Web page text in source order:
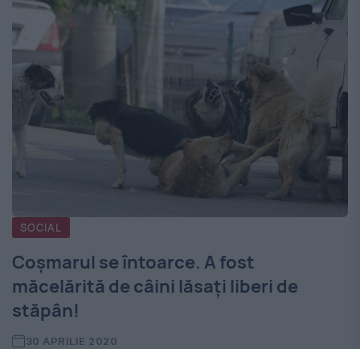
SOCIAL
Coșmarul se întoarce. A fost
măcelărită de câini lăsați liberi de
stăpân!
30 APRILIE 2020